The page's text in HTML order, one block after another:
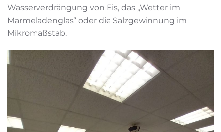
Wasserverdrängung von Eis, das „Wetter im
Marmeladenglas“ oder die Salzgewinnung im
Mikromaßstab.